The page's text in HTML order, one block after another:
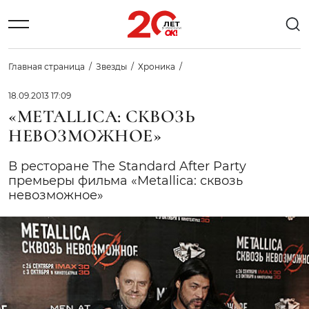
Главная страница Звезды Хроника
18.09.2013 17:09
«METALLICA: СКВОЗЬ
НЕВОЗМОЖНОЕ»
В ресторане The Standard After Party
премьеры фильма «Metallica: сквозь
невозможное»